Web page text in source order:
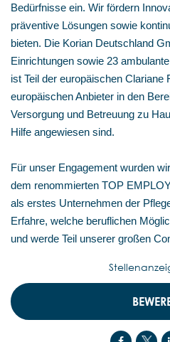
Bedürfnisse ein. Wir fördern
präventive Lösungen sowie
bieten. Die Korian Deutschland
Einrichtungen sowie 23
ist Teil der europäischen Clariane
europäischen Anbieter in den
Versorgung und Betreuung zu
Hilfe angewiesen sind.
Für unser Engagement wurden
dem renommierten TOP
als erstes Unternehmen der
Erfahre, welche beruflichen
und werde Teil unserer großen